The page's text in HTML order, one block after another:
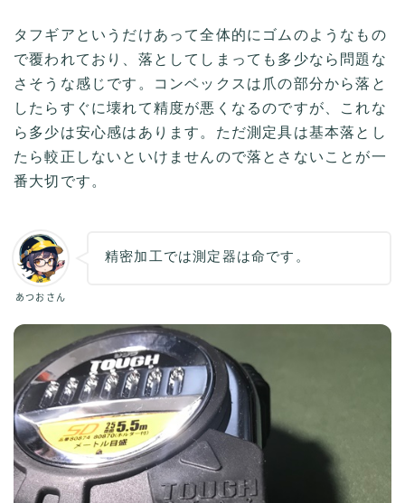
タフギアというだけあって全体的にゴムのようなもの
で覆われており、落としてしまっても多少なら問題な
さそうな感じです。コンベックスは爪の部分から落と
したらすぐに壊れて精度が悪くなるのですが、これな
ら多少は安心感はあります。ただ測定具は基本落とし
たら較正しないといけませんので落とさないことが一
番大切です。
あつおさん
精密加工では測定器は命です。